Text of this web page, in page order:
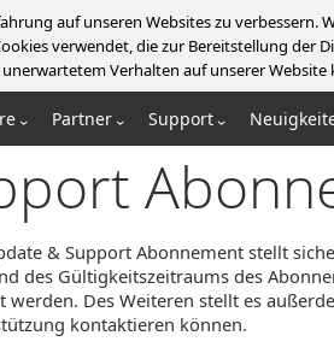
auf unseren Websites zu verbessern.
verwendet, die zur Bereitstellung der
Verhalten auf unserer Website
Partner Support
& Support Abonnement stellt
des Gültigkeitszeitraums des
werden. Des Weiteren stellt es
kontaktieren können.